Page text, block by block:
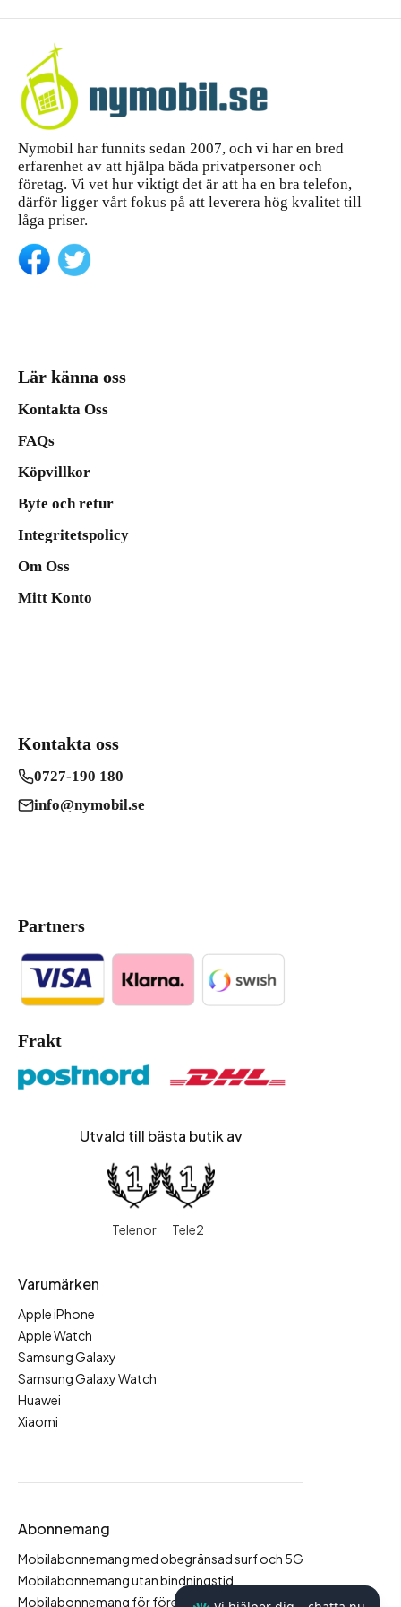
tt
köpgui
de
—...
Nymobil har funnits sedan 2007, och vi har en bred
erfarenhet av att hjälpa båda privatpersoner och
företag. Vi vet hur viktigt det är att ha en bra telefon,
därför ligger vårt fokus på att leverera hög kvalitet till
låga priser.
Lär känna oss
Kontakta Oss
FAQs
Köpvillkor
Byte och retur
Integritetspolicy
Om Oss
Mitt Konto
Kontakta oss
0727-190 180
info@nymobil.se
Partners
Frakt
Utvald till bästa butik av
Telenor Tele2
Varumärken
Apple iPhone
Apple Watch
Samsung Galaxy
Samsung Galaxy Watch
Huawei
Xiaomi
Abonnemang
Mobilabonnemang med obegränsad surf och 5G
Mobilabonnemang utan bindningstid
Mobilabonnemang för företag